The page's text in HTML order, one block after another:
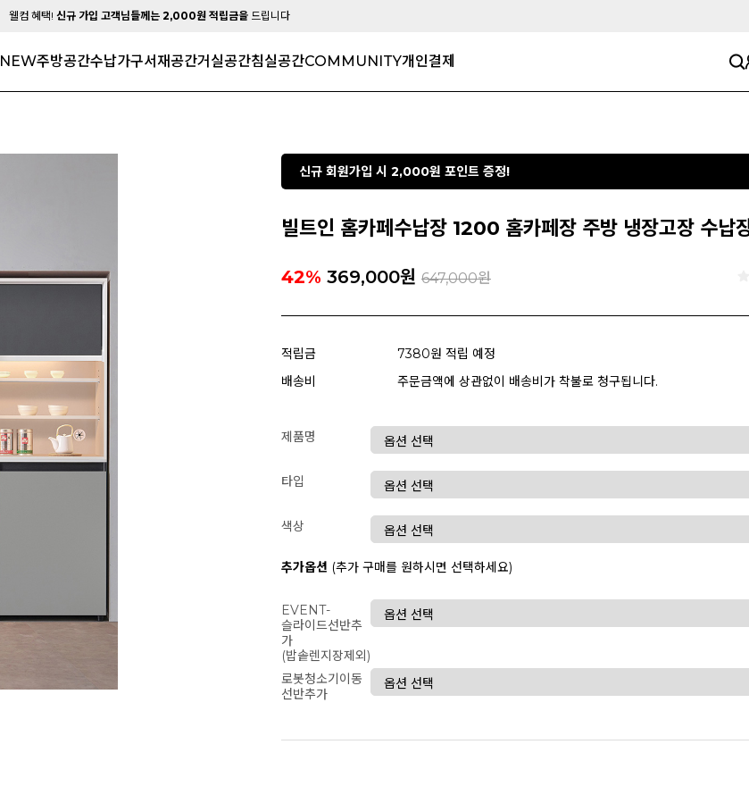
웰컴 혜택! 신규 가입 고객님들께는 2,000원 적립금을드립니다
NEW주방공간수납가구서재공간거실공간침실공간COMMUNITY개인결제
신규 회원가입 시 2,000원 포인트 증정!
빌트인 홈카페수납장 1200 홈카페장 주방 냉장고장 수납
42% 369,000원 647,000원
적립금
7380원 적립 예정
배송비
주문금액에 상관없이 배송비가 착불로 청구됩니다.
제품명
타입
색상
추가옵션 (추가 구매를 원하시면 선택하세요)
EVENT-
슬라이드선반추
가
(밥솥렌지장제외)
로봇청소기이동
선반추가